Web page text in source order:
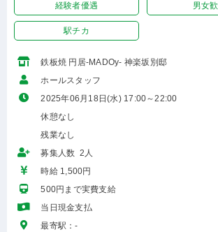
経験者優遇 男女
駅チカ
鉄板焼 円居-MADOy- 神楽坂別邸
ホールスタッフ
2025年06月18日(水) 17:00～22:00
休憩なし
残業なし
募集人数 2人
時給 1,500円
500円まで実費支給
当日現金支払
最寄駅：-